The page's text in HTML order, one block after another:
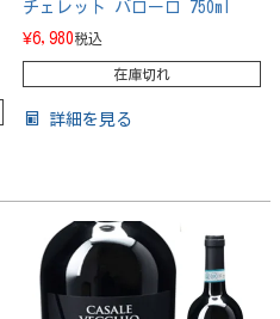
チェレット バローロ 750ml
¥6,980税込
在庫切れ
詳細を見る